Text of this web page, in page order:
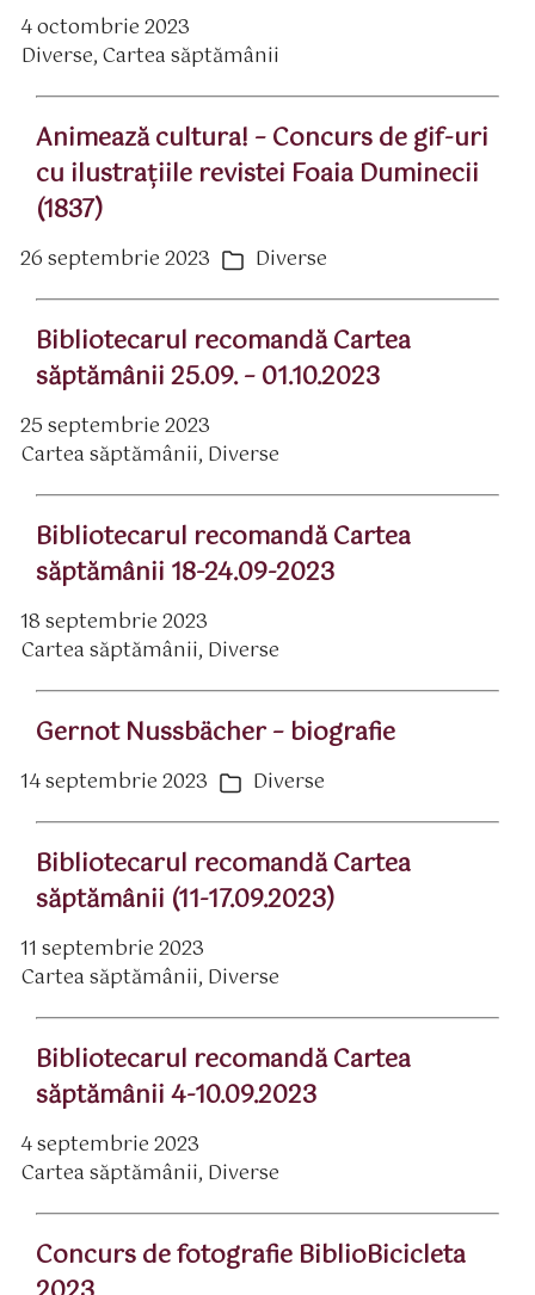
4 octombrie 2023
Diverse,Cartea săptămânii
Animează cultura! – Concurs de gif-uri
cu ilustraţiile revistei Foaia Duminecii
(1837)
26 septembrie 2023 Categorii
Diverse
Bibliotecarul recomandă Cartea
săptămânii 25.09. – 01.10.2023
25 septembrie 2023
Cartea săptămânii, Diverse
Bibliotecarul recomandă Cartea
săptămânii 18-24.09-2023
18 septembrie 2023
Cartea săptămânii, Diverse
Gernot Nussbächer – biografie
14 septembrie 2023 Categorii
Diverse
Bibliotecarul recomandă Cartea
săptămânii (11-17.09.2023)
11 septembrie 2023
Cartea săptămânii, Diverse
Bibliotecarul recomandă Cartea
săptămânii 4-10.09.2023
4 septembrie 2023
Cartea săptămânii, Diverse
Concurs de fotografie BiblioBicicleta